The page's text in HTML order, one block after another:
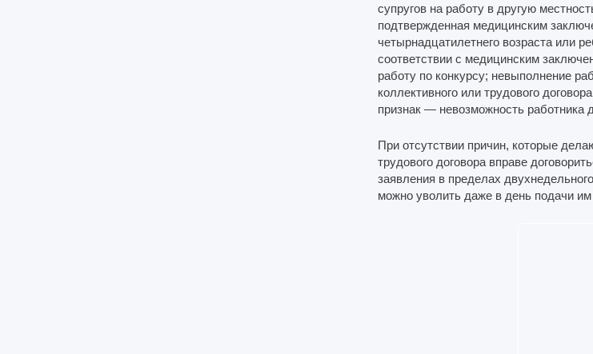
супругов на работу в другую
подтвержденная медицинским
четырнадцатилетнего возраста или
соответствии с медицинским
работу по конкурсу; невыполнение
коллективного или трудового
признак — невозможность работника
При отсутствии причин, которые
трудового договора вправе
заявления в пределах
можно уволить даже в день подачи